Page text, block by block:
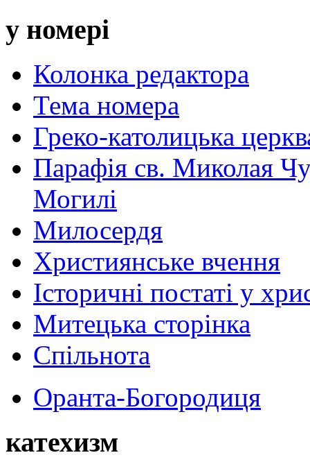
у номері
Колонка редактора
Тема номера
Греко-католицька
Парафія св. Миколая
Могилі
Милосердя
Християнське вчення
Історичні постаті у
Митецька сторінка
Спільнота
Оранта-Богородиця
катехизм